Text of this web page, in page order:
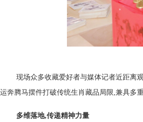
现场众多收藏爱好者与媒体记者近距离
运奔腾马摆件打破传统生肖藏品局限,兼具多
多维落地,传递精神力量